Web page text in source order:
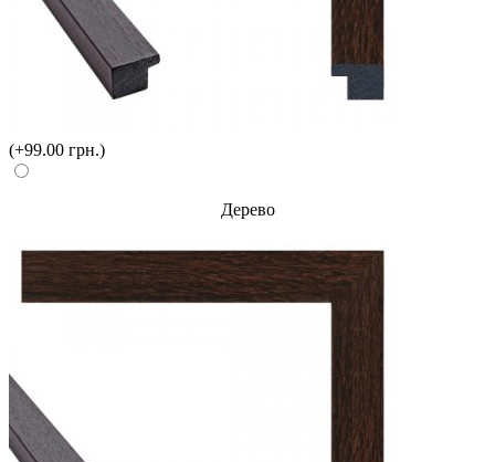
(+99.00 грн.)
Дерево